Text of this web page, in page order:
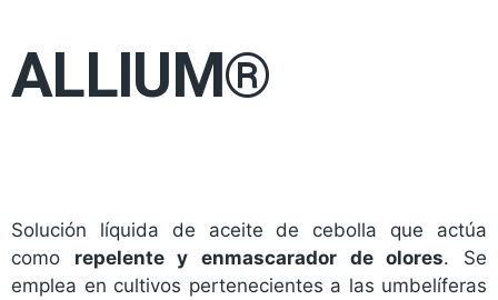
ALLIUM®
Solución líquida de aceite de cebolla que actúa
como repelente y enmascarador de olores. Se
emplea en cultivos pertenecientes a las umbelíferas